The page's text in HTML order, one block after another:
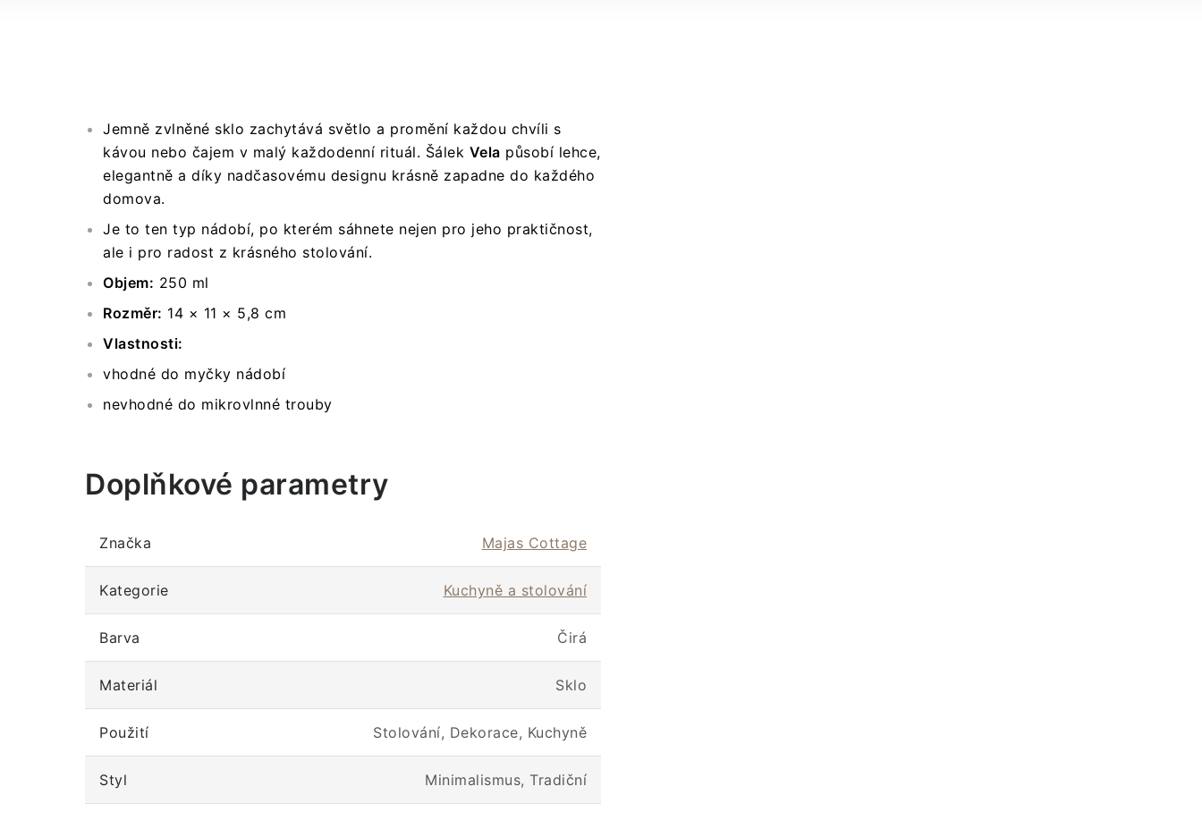
Jemně zvlněné sklo zachytává světlo a promění každou chvíli s
kávou nebo čajem v malý každodenní rituál. Šálek Vela působí lehce,
elegantně a díky nadčasovému designu krásně zapadne do každého
domova.
Je to ten typ nádobí, po kterém sáhnete nejen pro jeho praktičnost,
ale i pro radost z krásného stolování.
Objem: 250 ml
Rozměr: 14 × 11 × 5,8 cm
Vlastnosti:
vhodné do myčky nádobí
nevhodné do mikrovlnné trouby
Doplňkové parametry
Značka Majas Cottage
Kategorie Kuchyně a stolování
Barva Čirá
Materiál Sklo
Použití Stolování, Dekorace, Kuchyně
Styl Minimalismus, Tradiční